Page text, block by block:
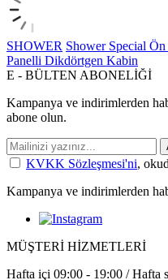
SHOWER Shower Special
Panelli Dikdörtgen Kabin
E - BÜLTEN ABONELİĞİ
Kampanya ve indirimlerden
abone olun.
KVKK Sözleşmesi'ni,
Kampanya ve indirimlerden
MÜŞTERİ HİZMETLERİ
Hafta içi 09:00 - 19:00 / Hafta